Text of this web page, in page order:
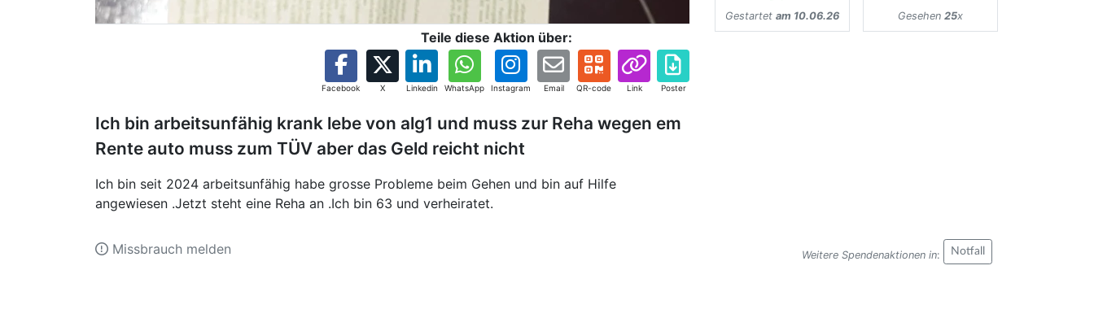
Teile diese Aktion über:
Facebook X Linkedin WhatsApp Instagram Email QR-code Link Poster
Ich bin arbeitsunfähig krank lebe von alg1 und muss zur Reha wegen em
Rente auto muss zum TÜV aber das Geld reicht nicht
Ich bin seit 2024 arbeitsunfähig habe grosse Probleme beim Gehen und bin auf Hilfe
angewiesen .Jetzt steht eine Reha an .Ich bin 63 und verheiratet.
Gestartet am 10.06.26 Gesehen 25x
Weitere Spendenaktionen in: Notfall
Missbrauch melden